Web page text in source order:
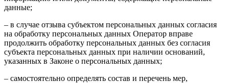
данные;
– в случае отзыва субъектом персональных данных согласия
на обработку персональных данных Оператор вправе
продолжить обработку персональных данных без согласия
субъекта персональных данных при наличии оснований,
указанных в Законе о персональных данных;
– самостоятельно определять состав и перечень мер,